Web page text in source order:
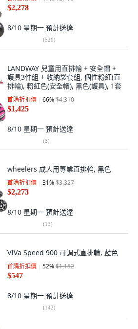
$2,278
8/10 星期一 預計送達
(520)
LANDWAY 兒童用直排輪 + 安全帽 +
護具3件組 + 收納袋套組, 個性粉紅(直
排輪), 粉紅色(安全帽), 黑色(護具), 1套
首購折扣價 66%$4,310
$1,425
8/10 星期一 預計送達
(3)
wheelers 成人用專業直排輪, 黑色
首購折扣價 31%$3,327
$2,273
8/10 星期一 預計送達
(13)
VIVa Speed 900 可調式直排輪, 藍色
首購折扣價 52%$1,152
$547
8/10 星期一 預計送達
(142)